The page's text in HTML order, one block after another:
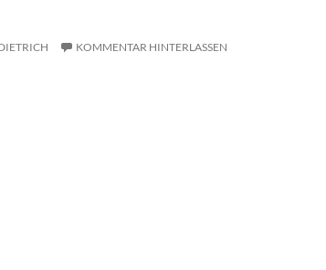
KOMMENTAR HINTERLASSEN